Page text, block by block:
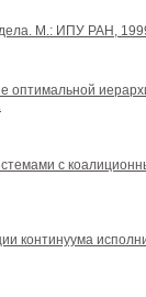
М.: ИПУ РАН,
оптимальной
с
континуума